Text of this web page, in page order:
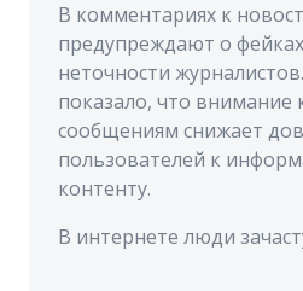
В комментариях к
предупреждают о
неточности
показало, что внимание
сообщениям снижает
пользователей к
контенту.
В интернете люди